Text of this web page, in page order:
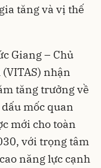
tăng và vị thế
Giang – Chủ
nhận
tăng trưởng về
mốc quan
mới cho toàn
với trọng tâm
năng lực cạnh